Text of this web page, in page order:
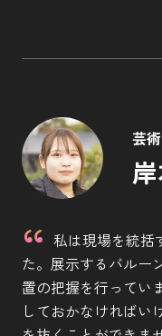
芸
私は現場を統括
た。展示するバルー
置の把握を行ってい
しておかなければい